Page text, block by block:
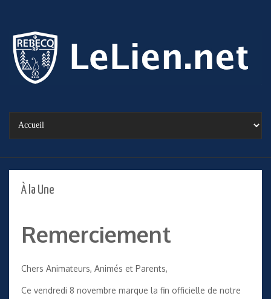
À la Une
Remerciement
Chers Animateurs, Animés et Parents,
Ce vendredi 8 novembre marque la fin officielle de notre